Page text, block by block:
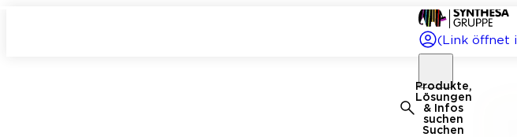
(Link öffnet
Produkte,
Lösungen
& Infos
suchen
Suchen